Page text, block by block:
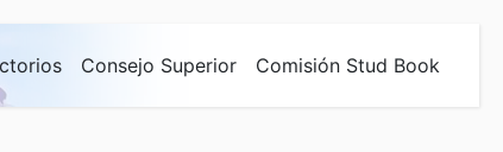
Consejo Superior Comisión Stud Book